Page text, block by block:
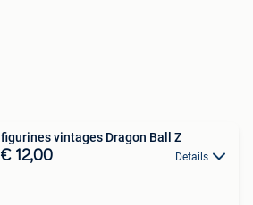
figurines vintages Dragon Ball Z
€ 12,00 Details